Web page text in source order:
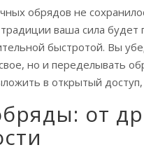
обрядов не
ваша сила
быстротой. Вы
но и переделывать
в открытый
от